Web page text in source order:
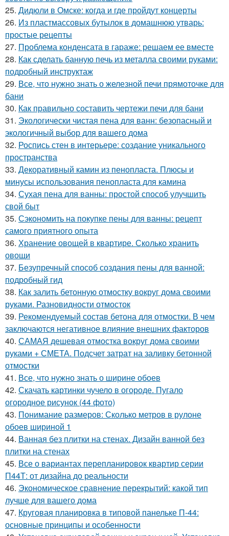
25. Дидюли в Омске: когда и где пройдут концерты
26. Из пластмассовых бутылок в домашнюю утварь:
простые рецепты
27. Проблема конденсата в гараже: решаем ее вместе
28. Как сделать банную печь из металла своими руками:
подробный инструктаж
29. Все, что нужно знать о железной печи прямоточке для
бани
30. Как правильно составить чертежи печи для бани
31. Экологически чистая пена для ванн: безопасный и
экологичный выбор для вашего дома
32. Роспись стен в интерьере: создание уникального
пространства
33. Декоративный камин из пенопласта. Плюсы и
минусы использования пенопласта для камина
34. Сухая пена для ванны: простой способ улучшить
свой быт
35. Сэкономить на покупке пены для ванны: рецепт
самого приятного опыта
36. Хранение овощей в квартире. Сколько хранить
овощи
37. Безупречный способ создания пены для ванной:
подробный гид
38. Как залить бетонную отмостку вокруг дома своими
руками. Разновидности отмосток
39. Рекомендуемый состав бетона для отмостки. В чем
заключаются негативное влияние внешних факторов
40. САМАЯ дешевая отмостка вокруг дома своими
руками + СМЕТА. Подсчет затрат на заливку бетонной
отмостки
41. Все, что нужно знать о ширине обоев
42. Скачать картинки чучело в огороде. Пугало
огородное рисунок (44 фото)
43. Понимание размеров: Сколько метров в рулоне
обоев шириной 1
44. Ванная без плитки на стенах. Дизайн ванной без
плитки на стенах
45. Все о вариантах перепланировок квартир серии
П44Т: от дизайна до реальности
46. Экономическое сравнение перекрытий: какой тип
лучше для вашего дома
47. Круговая планировка в типовой панельке П-44:
основные принципы и особенности